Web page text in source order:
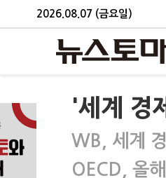
2026.08.07 (금요일)
'세계 경
WB, 세계
OECD, 올